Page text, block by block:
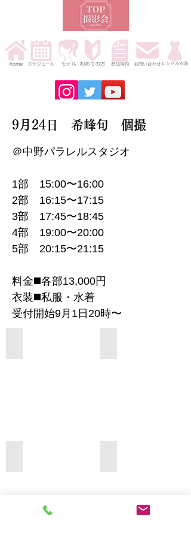
9月24日 希峰旬 個撮
＠中野パラレルスタジオ
1部 15:00〜16:00
2部 16:15〜17:15
3部 17:45〜18:45
4部 19:00〜20:00
5部 20:15〜21:15
料金◼️各部13,000円
衣装◼️私服・水着
受付開始9月1日20時〜